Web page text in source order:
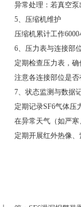
异常处理：若真空泵出
5、压缩机维护
压缩机累计工作6000
6、压力表与连接部
定期检查压力表，确
注意各连接部位是否
7、状态监测与数据
定期记录SF6气体压力
在异常天气（如严寒、
定期开展红外热像、紫